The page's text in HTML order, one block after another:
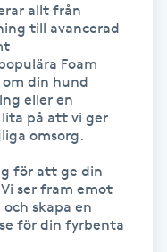
allt från
till avancerad
Foam
om din hund
eller en
på att vi ger
omsorg.
för att ge din
ser fram emot
skapa en
för din fyrbenta